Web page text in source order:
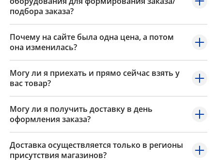
подбора заказа?
Почему на сайте была одна цена, а потом
она изменилась?
Могу ли я приехать и прямо сейчас взять у
вас товар?
Могу ли я получить доставку в день
оформления заказа?
Доставка осуществляется только в регионы
присутствия магазинов?